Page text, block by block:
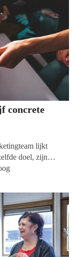
concrete
lijkt
doel, zijn
lekt weg in
vaak achter.